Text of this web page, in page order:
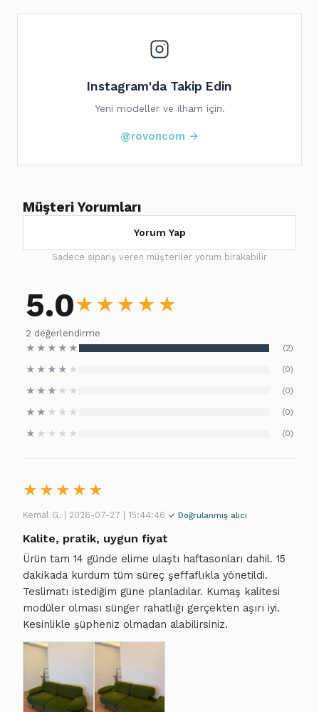
Instagram'da Takip Edin
Yeni modeller ve ilham için.
@rovoncom →
Müşteri Yorumları
Yorum Yap
Sadece sipariş veren müşteriler yorum bırakabilir
5.0★ ★ ★ ★ ★
2 değerlendirme
★ ★ ★ ★ ★ (2)
★ ★ ★ ★ ★ (0)
★ ★ ★ ★ ★ (0)
★ ★ ★ ★ ★ (0)
★ ★ ★ ★ ★ (0)
★ ★ ★ ★ ★
Kemal G. | 2026-07-27 | 15:44:46 ✓ Doğrulanmış alıcı
Kalite, pratik, uygun fiyat
Ürün tam 14 günde elime ulaştı haftasonları dahil. 15
dakikada kurdum tüm süreç şeffaflıkla yönetildi.
Teslimatı istediğim güne planladılar. Kumaş kalitesi
modüler olması sünger rahatlığı gerçekten aşırı iyi.
Kesinlikle şüpheniz olmadan alabilirsiniz.